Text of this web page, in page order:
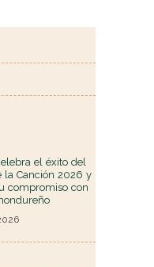
el éxito del
la Canción 2026 y
compromiso con